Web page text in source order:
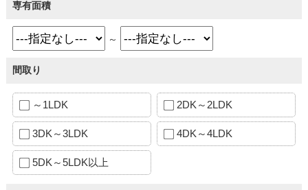
専有面積
～
間取り
～1LDK 2DK～2LDK
3DK～3LDK 4DK～4LDK
5DK～5LDK以上